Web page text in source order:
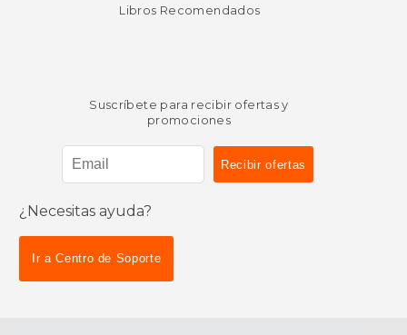
Libros Recomendados
Suscríbete para recibir ofertas y
promociones
¿Necesitas ayuda?
Ir a Centro de Soporte